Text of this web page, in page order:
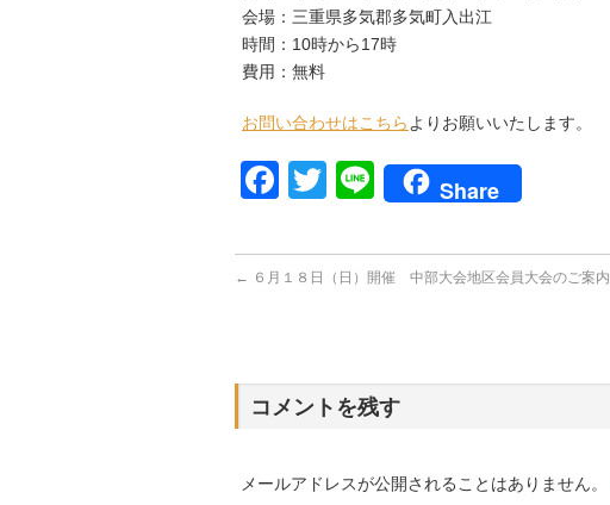
会場：三重県多気郡多気町入出江
時間：10時から17時
費用：無料
お問い合わせはこちら よりお願いいたします。
Facebook
Twitter
LineShare
← ６月１８日（日）開催 中部大会地区会員大会のご案内
コメントを残す
メールアドレスが公開されることはありません。